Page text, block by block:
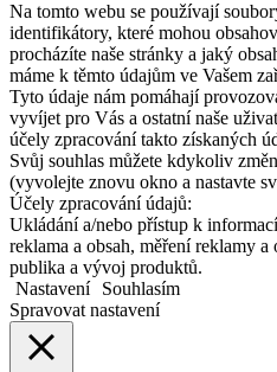
Na tomto webu se používají
identifikátory, které mohou
procházíte naše stránky a jaký
máme k těmto údajům ve Vašem
Tyto údaje nám pomáhají
vyvíjet pro Vás a ostatní naše
účely zpracování takto získaných
Svůj souhlas můžete kdykoliv
(vyvolejte znovu okno a nastavte
Účely zpracování údajů:
Ukládání a/nebo přístup k
reklama a obsah, měření reklamy
publika a vývoj produktů.
Nastavení
Souhlasím
Spravovat nastavení